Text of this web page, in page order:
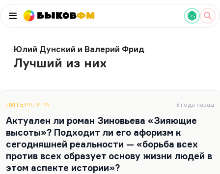
БыковФМ
Юлий Дунский и Валерий Фрид
Лучший из них
ЛИТЕРАТУРА 3 года назад
Актуален ли роман Зиновьева «Зияющие
высоты»? Подходит ли его афоризм к
сегодняшней реальности — «борьба всех
против всех образует основу жизни людей в
этом аспекте истории»?